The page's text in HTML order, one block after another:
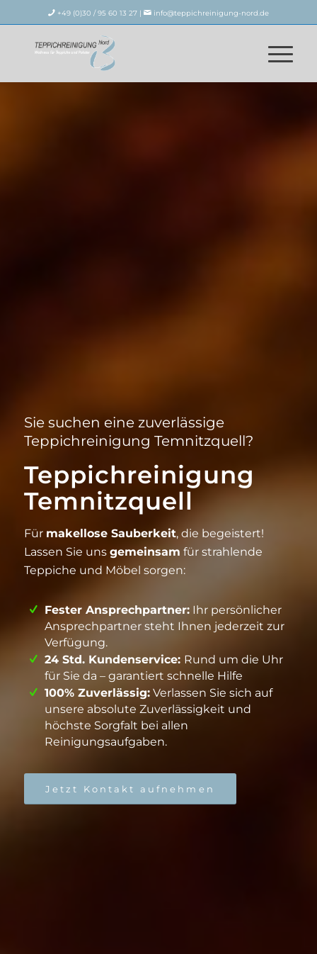
+49 (0)30 / 95 60 13 27 | info@teppichreinigung-nord.de
Sie suchen eine zuverlässige
Teppichreinigung Temnitzquell?
Teppichreinigung
Temnitzquell
Für makellose Sauberkeit, die begeistert!
Lassen Sie uns gemeinsam für strahlende
Teppiche und Möbel sorgen:
Fester Ansprechpartner: Ihr persönlicher
Ansprechpartner steht Ihnen jederzeit zur
Verfügung.
24 Std. Kundenservice: Rund um die Uhr
für Sie da – garantiert schnelle Hilfe
100% Zuverlässig: Verlassen Sie sich auf
unsere absolute Zuverlässigkeit und
höchste Sorgfalt bei allen
Reinigungsaufgaben.
Jetzt Kontakt aufnehmen